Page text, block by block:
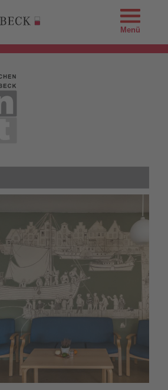
Menü